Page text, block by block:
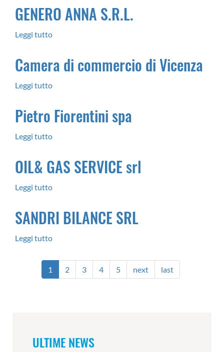
ANTONIO
GENERO ANNA S.R.L.
Leggi tutto
ANNA
Camera di commercio di Vicenza
Leggi tutto
di
Pietro Fiorentini spa
Leggi tutto
Fiorentini
OIL& GAS SERVICE srl
Leggi tutto
GAS
SANDRI BILANCE SRL
Leggi tutto
BILANCE
SRL
1 2 3 4 5 next last
ULTIME NEWS